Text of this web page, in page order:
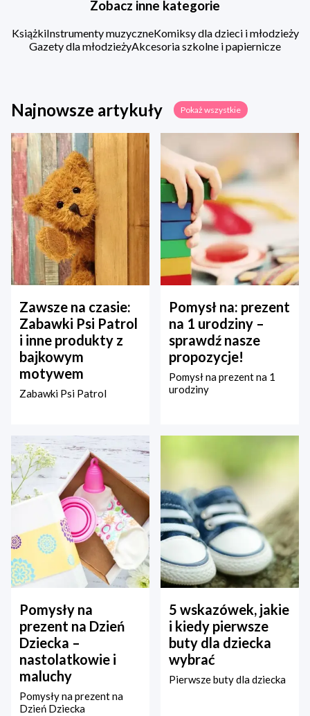
Zobacz inne kategorie
KsiążkiInstrumenty muzyczneKomiksy dla dzieci i młodzieży
Gazety dla młodzieżyAkcesoria szkolne i papiernicze
Najnowsze artykuły Pokaż wszystkie
Zawsze na czasie:
Zabawki Psi Patrol
i inne produkty z
bajkowym
motywem
Zabawki Psi Patrol
Pomysł na: prezent
na 1 urodziny –
sprawdź nasze
propozycje!
Pomysł na prezent na 1
urodziny
Pomysły na
prezent na Dzień
Dziecka –
nastolatkowie i
maluchy
Pomysły na prezent na
Dzień Dziecka
5 wskazówek, jakie
i kiedy pierwsze
buty dla dziecka
wybrać
Pierwsze buty dla dziecka